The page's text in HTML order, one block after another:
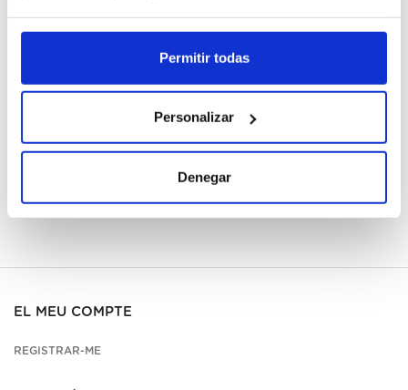
Permitir todas
Personalizar
Denegar
No disponible, sol·licita ara
Fitxa tècnica
EL MEU COMPTE
REGISTRAR-ME